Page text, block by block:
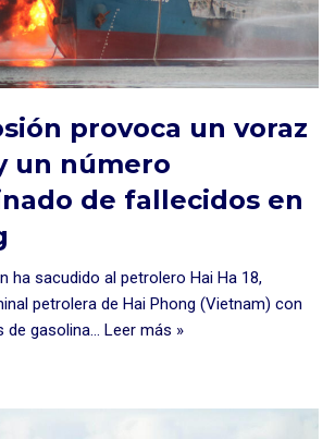
provoca un voraz
un número
de fallecidos en
ha sacudido al petrolero Hai Ha 18,
petrolera de Hai Phong (Vietnam) con
de gasolina… Leer más »